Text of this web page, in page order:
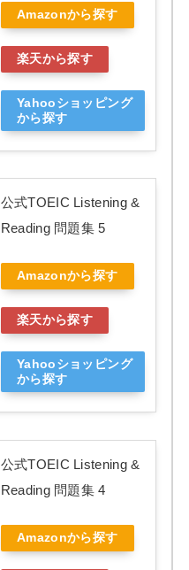
Amazonから探す
楽天から探す
Yahooショッピング
から探す
公式TOEIC Listening &
Reading 問題集 5
Amazonから探す
楽天から探す
Yahooショッピング
から探す
公式TOEIC Listening &
Reading 問題集 4
Amazonから探す